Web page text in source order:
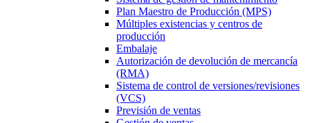
Plan Maestro de Producción (MPS)
Múltiples existencias y centros de
producción
Embalaje
Autorización de devolución de mercancía
(RMA)
Sistema de control de versiones/revisiones
(VCS)
Previsión de ventas